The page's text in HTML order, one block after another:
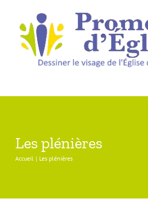
contenu
Les plénières
Accueil Les plénières